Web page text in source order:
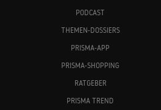
PODCAST
THEMEN-DOSSIERS
PRISMA-APP
PRISMA-SHOPPING
RATGEBER
PRISMA TREND